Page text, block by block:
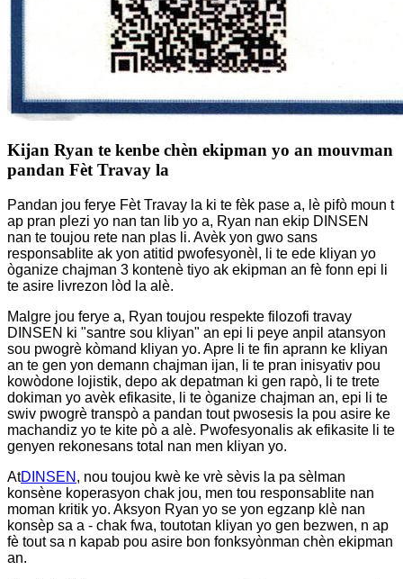
Kijan Ryan te kenbe chèn ekipman yo an mouvman
pandan Fèt Travay la
Pandan jou ferye Fèt Travay la ki te fèk pase a, lè pifò moun t
ap pran plezi yo nan tan lib yo a, Ryan nan ekip DINSEN
nan te toujou rete nan plas li. Avèk yon gwo sans
responsablite ak yon atitid pwofesyonèl, li te ede kliyan yo
òganize chajman 3 kontenè tiyo ak ekipman an fè fonn epi li
te asire livrezon lòd la alè.
Malgre jou ferye a, Ryan toujou respekte filozofi travay
DINSEN ki "santre sou kliyan" an epi li peye anpil atansyon
sou pwogrè kòmand kliyan yo. Apre li te fin aprann ke kliyan
an te gen yon demann chajman ijan, li te pran inisyativ pou
kowòdone lojistik, depo ak depatman ki gen rapò, li te trete
dokiman yo avèk efikasite, li te òganize chajman an, epi li te
swiv pwogrè transpò a pandan tout pwosesis la pou asire ke
machandiz yo te kite pò a alè. Pwofesyonalis ak efikasite li te
genyen rekonesans total nan men kliyan yo.
AtDINSEN , nou toujou kwè ke vrè sèvis la pa sèlman
konsène koperasyon chak jou, men tou responsablite nan
moman kritik yo. Aksyon Ryan yo se yon egzanp klè nan
konsèp sa a - chak fwa, toutotan kliyan yo gen bezwen, n ap
fè tout sa n kapab pou asire bon fonksyònman chèn ekipman
an.